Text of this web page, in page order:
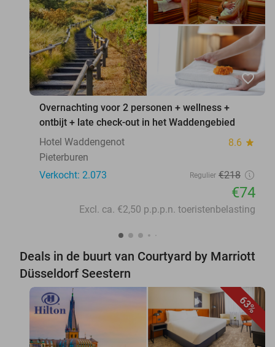
favorite_border
Overnachting voor 2 personen + wellness +
ontbijt + late check-out in het Waddengebied
Hotel Waddengenot
8.6 star
Pieterburen
Verkocht: 2.073
Regulier €218
€74
Excl. ca. €2,50 p.p.p.n. toeristenbelasting
Deals in de buurt van Courtyard by Marriott
Düsseldorf Seestern
63%